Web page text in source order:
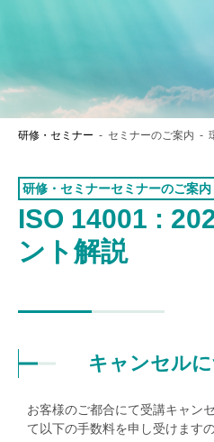
研修・セミナー - セミナーのご案内 -
研修・セミナーセミナーのご案内
ISO 14001 :
ント解説
キャンセル
お客様のご都合にて受講キャン
て以下の手数料を申し受けます
ニュース一覧
個人情報保護方針
環境マネジメント
品質マネジメント
労働安全衛生マネジメント
ISMS-PIMS
事業継続マネジメント